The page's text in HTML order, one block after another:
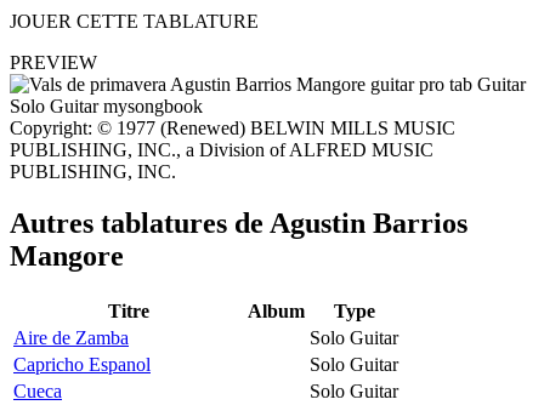
JOUER CETTE TABLATURE
PREVIEW
Copyright: © 1977 (Renewed) BELWIN MILLS MUSIC
PUBLISHING, INC., a Division of ALFRED MUSIC
PUBLISHING, INC.
Autres tablatures de Agustin Barrios
Mangore
Titre Album
Type
Aire de Zamba
Solo Guitar
Capricho Espanol
Solo Guitar
Cueca
Solo Guitar